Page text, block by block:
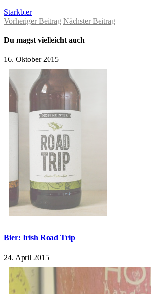
Starkbier
Vorheriger Beitrag Nächster Beitrag
Du magst vielleicht auch
16. Oktober 2015
Bier: Irish Road Trip
24. April 2015